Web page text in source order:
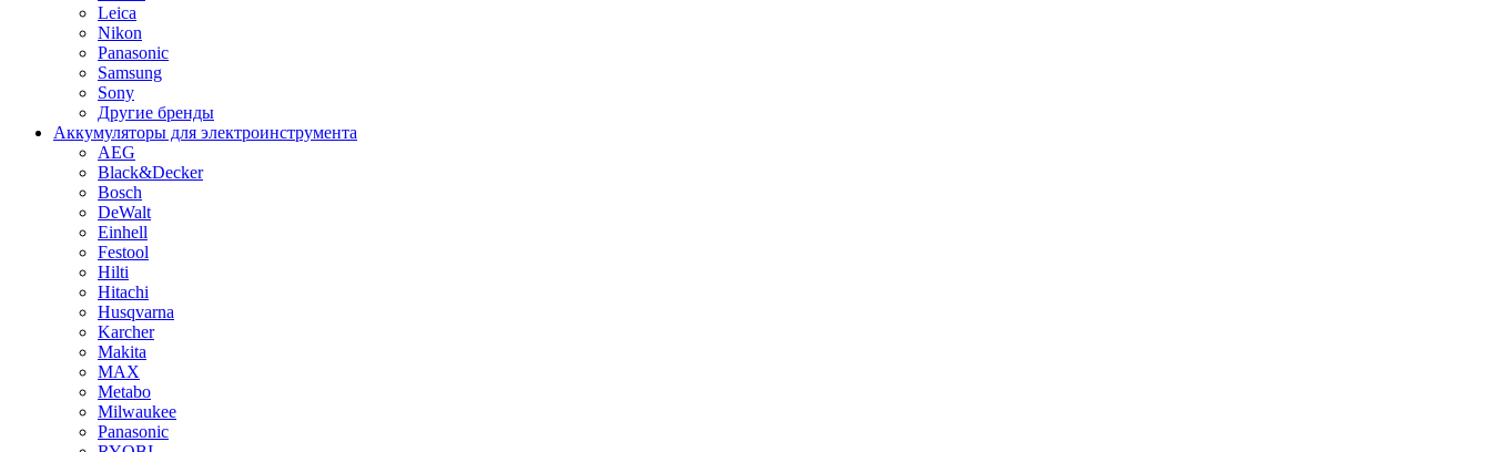
Leica
Nikon
Panasonic
Samsung
Sony
Другие бренды
Аккумуляторы для электроинструмента
AEG
Black&Decker
Bosch
DeWalt
Einhell
Festool
Hilti
Hitachi
Husqvarna
Karcher
Makita
MAX
Metabo
Milwaukee
Panasonic